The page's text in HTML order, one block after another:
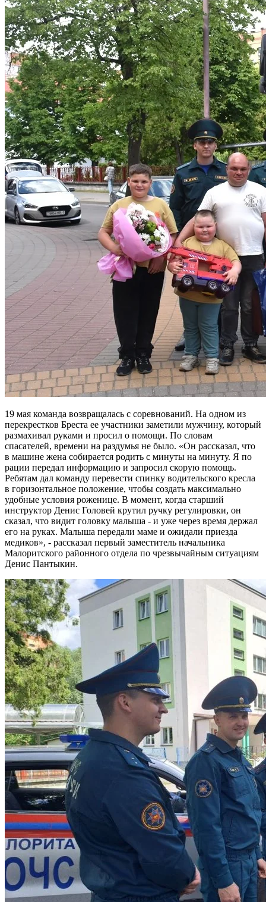
19 мая команда возвращалась с соревнований. На одном из
перекрестков Бреста ее участники заметили мужчину, который
размахивал руками и просил о помощи. По словам
спасателей, времени на раздумья не было. «Он рассказал, что
в машине жена собирается родить с минуты на минуту. Я по
рации передал информацию и запросил скорую помощь.
Ребятам дал команду перевести спинку водительского кресла
в горизонтальное положение, чтобы создать максимально
удобные условия роженице. В момент, когда старший
инструктор Денис Головей крутил ручку регулировки, он
сказал, что видит головку малыша - и уже через время держал
его на руках. Малыша передали маме и ожидали приезда
медиков», - рассказал первый заместитель начальника
Малоритского районного отдела по чрезвычайным ситуациям
Денис Пантыкин.